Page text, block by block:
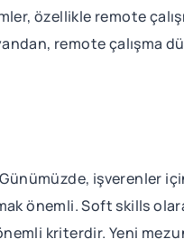
özellikle remote
remote çalışma
işverenler
önemli. Soft skills
kriterdir. Yeni